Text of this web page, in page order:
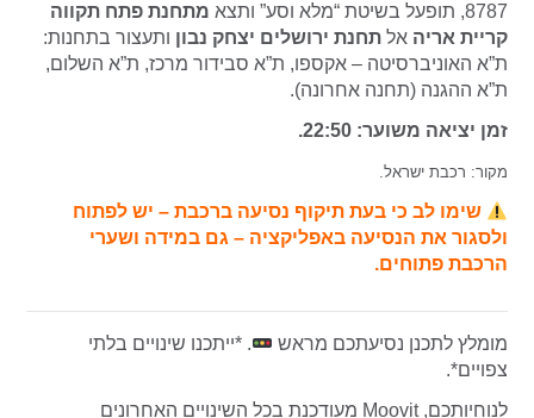
8787, תופעל בשיטת “מלא וסע” ותצא
מתחנת פתח תקווה
קריית אריה אל תחנת ירושלים יצחק נבון ותעצור בתחנות:
ת”א האוניברסיטה – אקספו, ת”א סבידור מרכז, ת”א השלום,
ת”א ההגנה (תחנה אחרונה).
זמן יציאה משוער: 22:50.
מקור: רכבת ישראל.
שימו לב כי בעת תיקוף נסיעה ברכבת – יש לפתוח
ולסגור את הנסיעה באפליקציה – גם במידה ושערי
הרכבת פתוחים.
מומלץ לתכנן נסיעתכם מראש
. *ייתכנו שינויים בלתי
צפויים*.
לנוחיותכם, Moovit מעודכנת בכל השינויים האחרונים